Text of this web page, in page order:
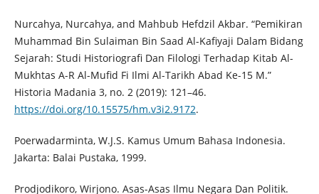
Nurcahya, Nurcahya, and Mahbub Hefdzil Akbar. “Pemikiran
Muhammad Bin Sulaiman Bin Saad Al-Kafiyaji Dalam Bidang
Sejarah: Studi Historiografi Dan Filologi Terhadap Kitab Al-
Mukhtas A-R Al-Mufid Fi Ilmi Al-Tarikh Abad Ke-15 M.”
Historia Madania 3, no. 2 (2019): 121–46.
https://doi.org/10.15575/hm.v3i2.9172.
Poerwadarminta, W.J.S. Kamus Umum Bahasa Indonesia.
Jakarta: Balai Pustaka, 1999.
Prodjodikoro, Wirjono. Asas-Asas Ilmu Negara Dan Politik.